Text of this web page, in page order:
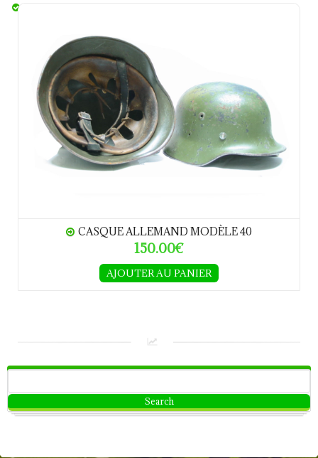
Casque allemand Modèle 40
CASQUE ALLEMAND MODÈLE 40
150.00€
AJOUTER AU PANIER